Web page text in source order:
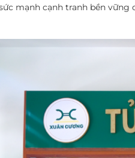
mạnh cạnh tranh bền vững